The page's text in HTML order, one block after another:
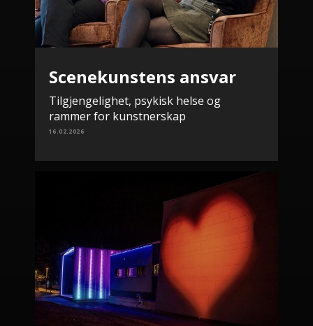
Scenekunstens ansvar
Tilgjengelighet, psykisk helse og
rammer for kunstnerskap
16.02.2026